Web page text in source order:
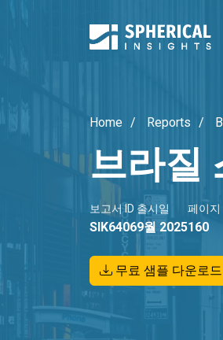
Home Reports
브라질
보고서 ID
SIK6406
출시일
9월 2025
페이지
160
무료 샘플 다운로드